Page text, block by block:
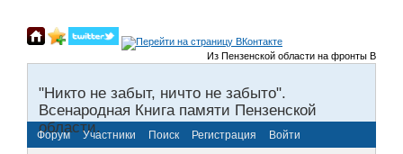
Из Пензенской области на фронты
"Никто не забыт, ничто не забыто".
Всенародная Книга памяти Пензенской
области.
Форум Участники Поиск Регистрация Войти